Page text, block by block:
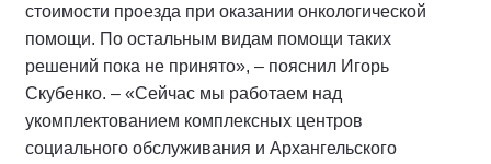
стоимости проезда при оказании онкологической
помощи. По остальным видам помощи таких
решений пока не принято», – пояснил Игорь
Скубенко. – «Сейчас мы работаем над
укомплектованием комплексных центров
социального обслуживания и Архангельского